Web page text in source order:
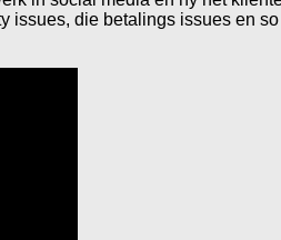
die betalings issues en